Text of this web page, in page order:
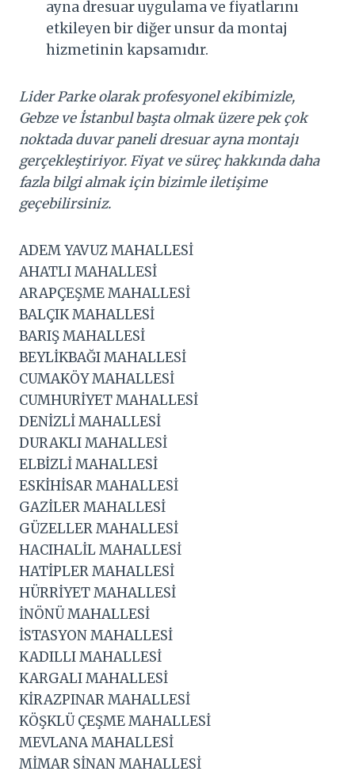
ayna dresuar uygulama ve fiyatlarını
etkileyen bir diğer unsur da montaj
hizmetinin kapsamıdır.
Lider Parke olarak profesyonel ekibimizle,
Gebze ve İstanbul başta olmak üzere pek çok
noktada duvar paneli dresuar ayna montajı
gerçekleştiriyor. Fiyat ve süreç hakkında daha
fazla bilgi almak için bizimle iletişime
geçebilirsiniz.
ADEM YAVUZ MAHALLESİ
AHATLI MAHALLESİ
ARAPÇEŞME MAHALLESİ
BALÇIK MAHALLESİ
BARIŞ MAHALLESİ
BEYLİKBAĞI MAHALLESİ
CUMAKÖY MAHALLESİ
CUMHURİYET MAHALLESİ
DENİZLİ MAHALLESİ
DURAKLI MAHALLESİ
ELBİZLİ MAHALLESİ
ESKİHİSAR MAHALLESİ
GAZİLER MAHALLESİ
GÜZELLER MAHALLESİ
HACIHALİL MAHALLESİ
HATİPLER MAHALLESİ
HÜRRİYET MAHALLESİ
İNÖNÜ MAHALLESİ
İSTASYON MAHALLESİ
KADILLI MAHALLESİ
KARGALI MAHALLESİ
KİRAZPINAR MAHALLESİ
KÖŞKLÜ ÇEŞME MAHALLESİ
MEVLANA MAHALLESİ
MİMAR SİNAN MAHALLESİ